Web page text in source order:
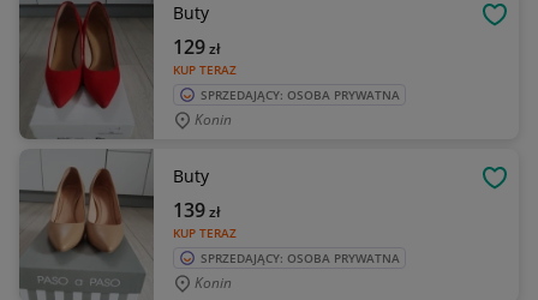
Buty
KUP TERAZ
129zł
SPRZEDAJĄCY: OSOBA PRYWATNA
Konin
Buty
KUP TERAZ
139zł
SPRZEDAJĄCY: OSOBA PRYWATNA
Konin